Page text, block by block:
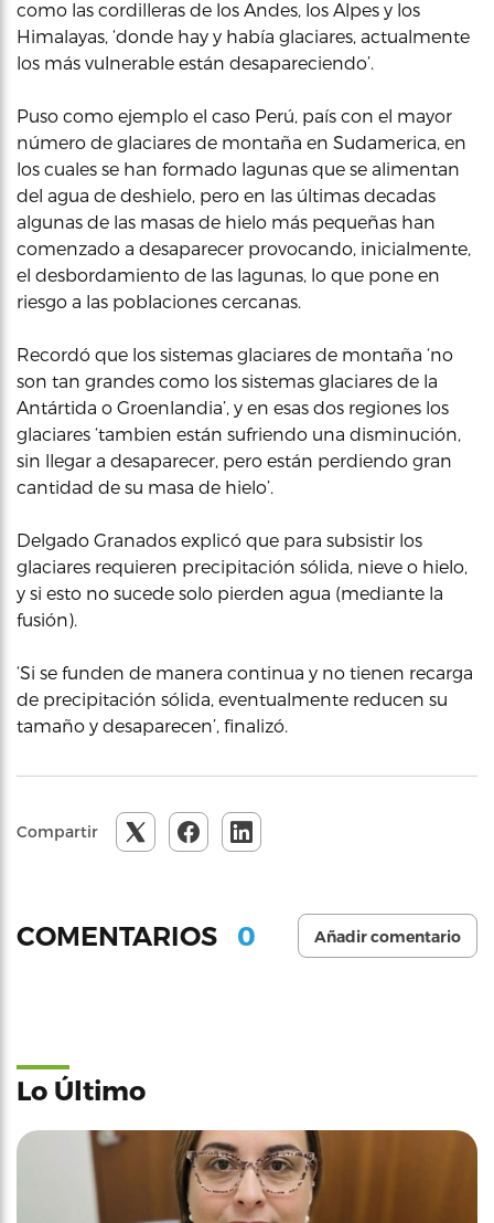
como las cordilleras de los Andes, los Alpes y los
Himalayas, ‘donde hay y había glaciares, actualmente
los más vulnerable están desapareciendo’.
Puso como ejemplo el caso Perú, país con el mayor
número de glaciares de montaña en Sudamerica, en
los cuales se han formado lagunas que se alimentan
del agua de deshielo, pero en las últimas decadas
algunas de las masas de hielo más pequeñas han
comenzado a desaparecer provocando, inicialmente,
el desbordamiento de las lagunas, lo que pone en
riesgo a las poblaciones cercanas.
Recordó que los sistemas glaciares de montaña ‘no
son tan grandes como los sistemas glaciares de la
Antártida o Groenlandia’, y en esas dos regiones los
glaciares ‘tambien están sufriendo una disminución,
sin llegar a desaparecer, pero están perdiendo gran
cantidad de su masa de hielo’.
Delgado Granados explicó que para subsistir los
glaciares requieren precipitación sólida, nieve o hielo,
y si esto no sucede solo pierden agua (mediante la
fusión).
‘Si se funden de manera continua y no tienen recarga
de precipitación sólida, eventualmente reducen su
tamaño y desaparecen’, finalizó.
Compartir
COMENTARIOS 0 Añadir comentario
Lo Último